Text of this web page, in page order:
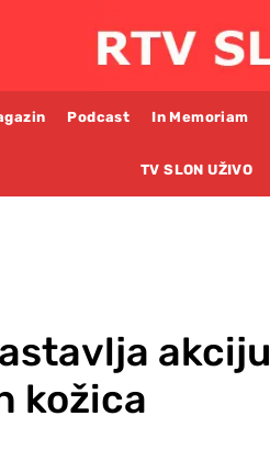
Podcast In Memoriam
TV SLON UŽIVO
akciju
kožica